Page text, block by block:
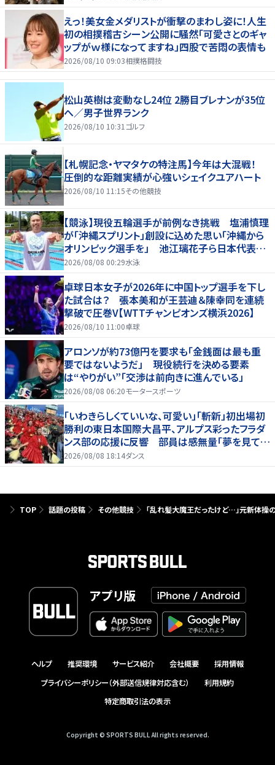
えっ！美女金メダリストが衝撃のまわし姿に！人生
初の相撲稽古シーン公開に騒然「可愛さとのギャ
ップがｗ様になってますね」四股で苦悶の表情も
2026/08/10 09:03相撲格闘技
松山英樹は変動なし24位 2勝目ブレナンが35位
へ／男子世界ランク
2026/08/10 10:31 ゴルフ
【札幌記念・ヤマタケの特注馬】今年は大混戦！
圧倒的な距離実績が心強いシェイクユアハート
2026/08/10 11:15その他競技
【競泳】現役五輪選手が前例なき挑戦 塩浦慎理
が「沖縄スプリント」創設に込めた思い「沖縄から
オリンピック選手を」 池江璃花子ら日本代表も
参戦
2026/08/08 00:29水泳
卓球日本女子が2026年に中国トップ選手を下し
た試合は？ 張本美和が王芸迪＆陳幸同を連続
撃破で圧巻V【WTTチャンピオンズ横浜2026】
2026/08/10 11:00卓球
アロンソが約73億円を要求も「金銭面は最も重
要ではないようだ」 現役続行を決める要素
は“やりがい”「交渉は前向きに進んでいる」
2026/08/08 06:20モータースポーツ
「いわきらしくていいな、可愛い」「斬新」初出場初
勝利の東日本国際大昌平、アルプス彩ったフラダ
ンス部の応援に反響 部員は感無量「夢を見てい
るよう」
2026/08/08 18:14ダンス
TOP 話題の投稿 その他競技 「乱れ髪大魔王だったけど…」元新体操
アプリ版
ヘルプ 推奨環境 サービス紹介 会社概要
採用情報
プライバシーポリシー（外部送信規律対応含む）
利用規約
特定商取引法の表示
Copyright © SPORTS BULL All rights reserved.